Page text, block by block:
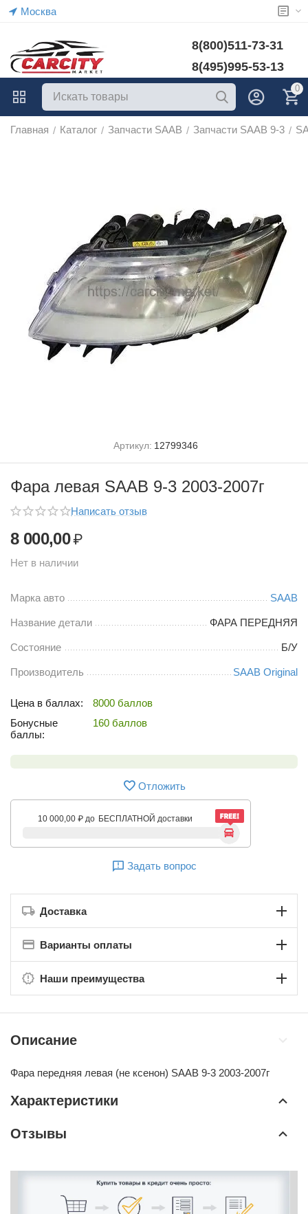
Москва
8(800)511-73-31
8(495)995-53-13
0
Главная / Каталог / Запчасти SAAB / Запчасти SAAB 9-3 /
Артикул: 12799346
Фара левая SAAB 9-3 2003-2007г
Написать отзыв
8 000,00₽
Нет в наличии
Марка авто SAAB
Название детали ФАРА ПЕРЕДНЯЯ
Состояние Б/У
Производитель SAAB Original
Цена в баллах:
8000 баллов
Бонусные
баллы:
160 баллов
Отложить
10 000,00 ₽ до БЕСПЛАТНОЙ доставки
Задать вопрос
Доставка
Варианты оплаты
Наши преимущества
Описание
Фара передняя левая (не ксенон) SAAB 9-3 2003-2007г
Характеристики
Отзывы